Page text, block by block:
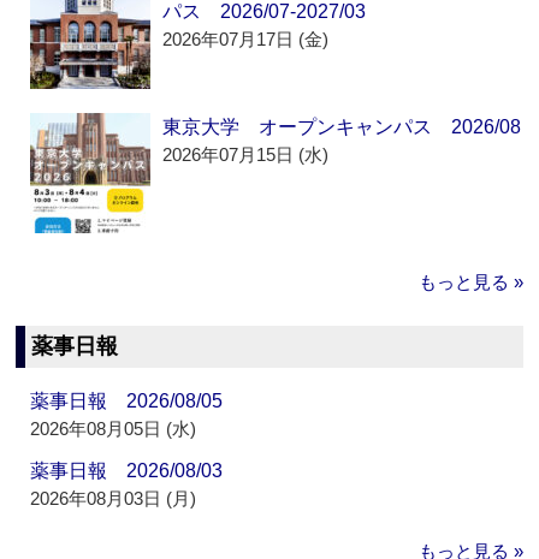
パス 2026/07-2027/03
2026年07月17日 (金)
東京大学 オープンキャンパス 2026/08
2026年07月15日 (水)
もっと見る »
薬事日報
薬事日報 2026/08/05
2026年08月05日 (水)
薬事日報 2026/08/03
2026年08月03日 (月)
もっと見る »